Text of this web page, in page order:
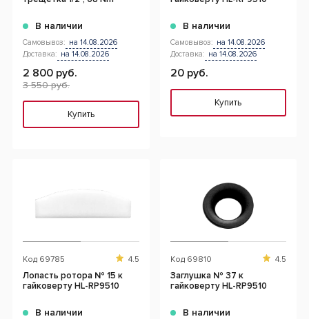
В наличии
Самовывоз: на 14.08.2026
Доставка: на 14.08.2026
2 800 руб.
3 550 руб.
Купить
В наличии
Самовывоз: на 14.08.2026
Доставка: на 14.08.2026
20 руб.
Купить
Код 69785 4.5
Лопасть ротора № 15 к
гайковерту HL-RP9510
В наличии
Код 69810 4.5
Заглушка № 37 к
гайковерту HL-RP9510
В наличии